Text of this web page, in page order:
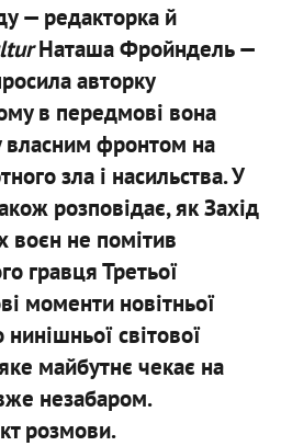
— редакторка й
Наташа Фройндель —
авторку
в передмові вона
фронтом на
зла і насильства. У
розповідає, як Захід
воєн не помітив
гравця Третьої
моменти новітньої
нинішньої світової
майбутнє чекає на
незабаром.
розмови.